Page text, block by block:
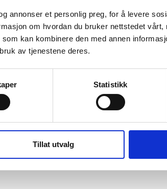
annonser et personlig preg, for å levere
om hvordan du bruker nettstedet vårt,
kan kombinere den med annen
av tjenestene deres.
Statistikk
Tillat utvalg